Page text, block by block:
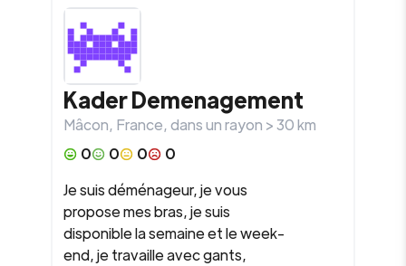
Kader Demenagement
Mâcon, France, dans un rayon >30km
0
0 0
0
Je suis déménageur, je vous
propose mes bras, je suis
disponible la semaine et le week-
end, je travaille avec gants,